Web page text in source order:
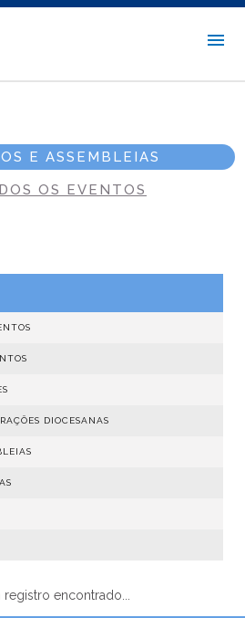
E ASSEMBLEIAS
OS EVENTOS
DIOCESANAS
registro encontrado...